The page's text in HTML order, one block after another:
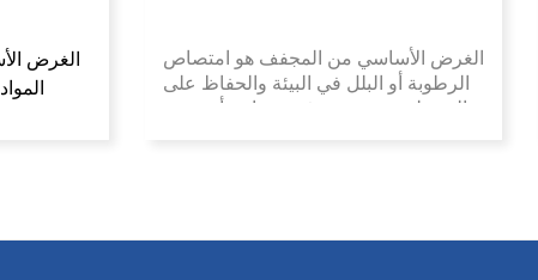
الغرض
الغرض الأساسي من المجفف هو امتصاص
الرطوبة أو البلل في البيئة والحفاظ على
حالة رطوبة منخفضة في مساحة أو جسم